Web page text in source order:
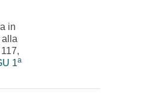
in
alla
1a